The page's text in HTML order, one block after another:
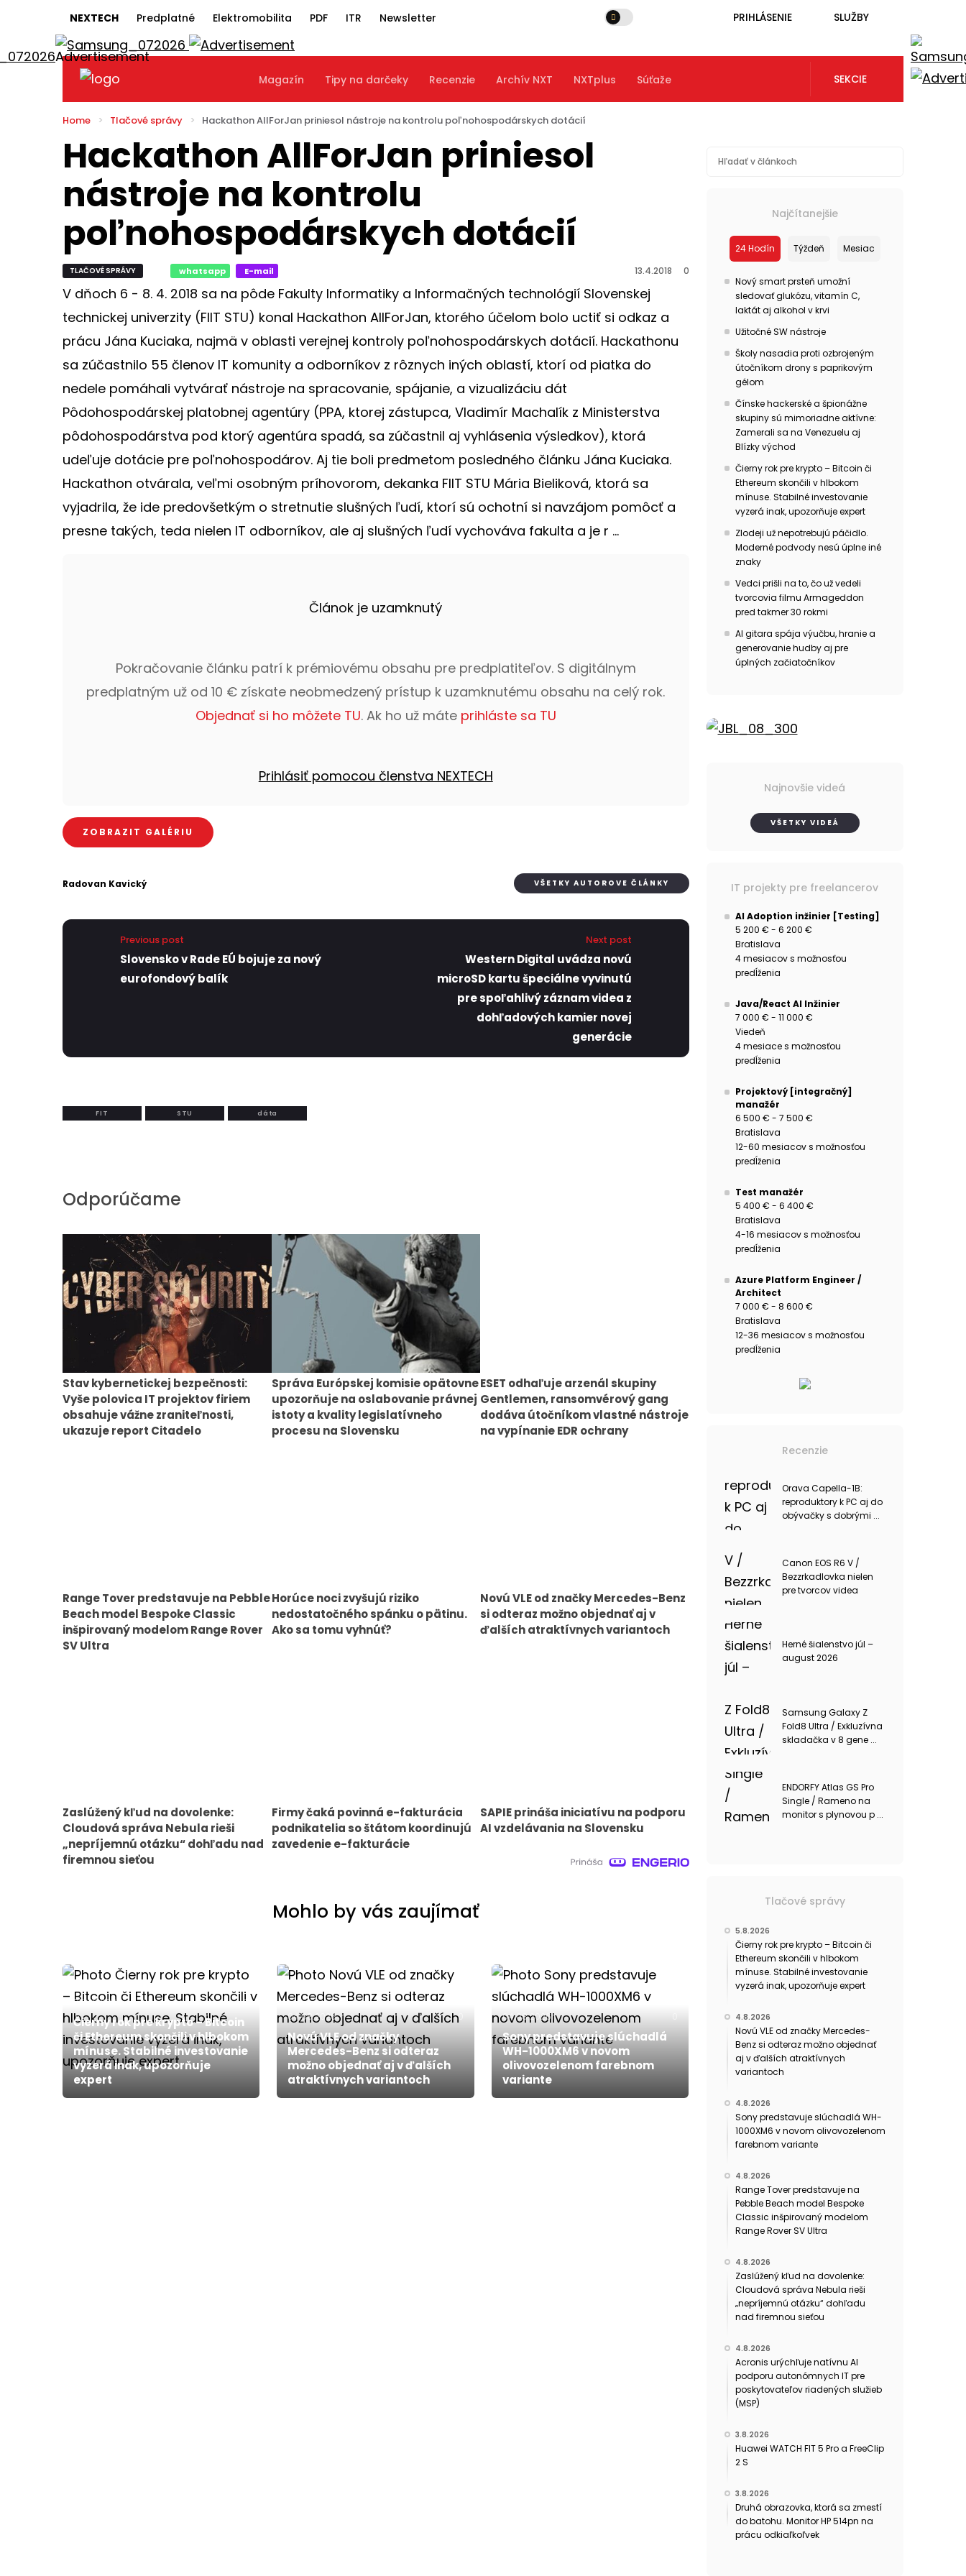
NEXTECH Predplatné Elektromobilita PDF ITR Newsletter PRIHLÁSENIE SLUŽBY
Magazín Tipy na darčeky Recenzie Archív NXT NXTplus Súťaže SEKCIE
Home Tlačové správy Hackathon AllForJan priniesol nástroje na kontrolu poľnohospodárskych dotácií
Hackathon AllForJan priniesol
nástroje na kontrolu
poľnohospodárskych dotácií
TLAČOVÉ SPRÁVY whatsapp E-mail 13.4.2018 0
V dňoch 6 - 8. 4. 2018 sa na pôde Fakulty Informatiky a Informačných technológií Slovenskej
technickej univerzity (FIIT STU) konal Hackathon AllForJan, ktorého účelom bolo uctiť si odkaz a
prácu Jána Kuciaka, najmä v oblasti verejnej kontroly poľnohospodárskych dotácií. Hackathonu
sa zúčastnilo 55 členov IT komunity a odborníkov z rôznych iných oblastí, ktorí od piatka do
nedele pomáhali vytvárať nástroje na spracovanie, spájanie, a vizualizáciu dát
Pôdohospodárskej platobnej agentúry (PPA, ktorej zástupca, Vladimír Machalík z Ministerstva
pôdohospodárstva pod ktorý agentúra spadá, sa zúčastnil aj vyhlásenia výsledkov), ktorá
udeľuje dotácie pre poľnohospodárov. Aj tie boli predmetom posledného článku Jána Kuciaka.
Hackathon otvárala, veľmi osobným príhovorom, dekanka FIIT STU Mária Bieliková, ktorá sa
vyjadrila, že ide predovšetkým o stretnutie slušných ľudí, ktorí sú ochotní si navzájom pomôcť a
presne takých, teda nielen IT odborníkov, ale aj slušných ľudí vychováva fakulta a je r ...
Článok je uzamknutý
Pokračovanie článku patrí k prémiovému obsahu pre predplatiteľov. S digitálnym
predplatným už od 10 € získate neobmedzený prístup k uzamknutému obsahu na celý rok.
Objednať si ho môžete TU. Ak ho už máte prihláste sa TU
Prihlásiť pomocou členstva NEXTECH
ZOBRAZIT GALÉRIU
Radovan Kavický VŠETKY AUTOROVE ČLÁNKY
Previous post
Slovensko v Rade EÚ bojuje za nový
eurofondový balík
Next post
Western Digital uvádza novú
microSD kartu špeciálne vyvinutú
pre spoľahlivý záznam videa z
dohľadových kamier novej
generácie
FIT STU dáta
Odporúčame
Stav kybernetickej bezpečnosti:
Vyše polovica IT projektov firiem
obsahuje vážne zraniteľnosti,
ukazuje report Citadelo
Správa Európskej komisie opätovne
upozorňuje na oslabovanie právnej
istoty a kvality legislatívneho
procesu na Slovensku
ESET odhaľuje arzenál skupiny
Gentlemen, ransomvérový gang
dodáva útočníkom vlastné nástroje
na vypínanie EDR ochrany
Range Tover predstavuje na Pebble
Beach model Bespoke Classic
inšpirovaný modelom Range Rover
SV Ultra
Horúce noci zvyšujú riziko
nedostatočného spánku o pätinu.
Ako sa tomu vyhnúť?
Novú VLE od značky Mercedes-Benz
si odteraz možno objednať aj v
ďalších atraktívnych variantoch
Zaslúžený kľud na dovolenke:
Cloudová správa Nebula rieši
„nepríjemnú otázku“ dohľadu nad
firemnou sieťou
Firmy čaká povinná e-fakturácia
podnikatelia so štátom koordinujú
zavedenie e-fakturácie
SAPIE prináša iniciatívu na podporu
AI vzdelávania na Slovensku
Mohlo by vás zaujímať
05.08.2026 0
Čierny rok pre krypto – Bitcoin
či Ethereum skončili v hlbokom
mínuse. Stabilné investovanie
vyzerá inak, upozorňuje
expert
04.08.2026 0
Novú VLE od značky
Mercedes-Benz si odteraz
možno objednať aj v ďalších
atraktívnych variantoch
04.08.2026
Sony predstavuje slúchadlá
WH-1000XM6 v novom
olivovozelenom farebnom
variante
Najčítanejšie
24 Hodín Týždeň Mesiac
Nový smart prsteň umožní
sledovať glukózu, vitamín C,
laktát aj alkohol v krvi
Užitočné SW nástroje
Školy nasadia proti ozbrojeným
útočníkom drony s paprikovým
gélom
Čínske hackerské a špionážne
skupiny sú mimoriadne aktívne:
Zamerali sa na Venezuelu aj
Blízky východ
Čierny rok pre krypto – Bitcoin či
Ethereum skončili v hlbokom
mínuse. Stabilné investovanie
vyzerá inak, upozorňuje expert
Zlodeji už nepotrebujú páčidlo.
Moderné podvody nesú úplne iné
znaky
Vedci prišli na to, čo už vedeli
tvorcovia filmu Armageddon
pred takmer 30 rokmi
AI gitara spája výučbu, hranie a
generovanie hudby aj pre
úplných začiatočníkov
Najnovšie videá
VŠETKY VIDEÁ
IT projekty pre freelancerov
AI Adoption inžinier [Testing]
5 200 € - 6 200 €
Bratislava
4 mesiacov s možnosťou
predĺženia
Java/React AI Inžinier
7 000 € - 11 000 €
Viedeň
4 mesiace s možnosťou
predĺženia
Projektový [integračný]
manažér
6 500 € - 7 500 €
Bratislava
12-60 mesiacov s možnosťou
predĺženia
Test manažér
5 400 € - 6 400 €
Bratislava
4-16 mesiacov s možnosťou
predĺženia
Azure Platform Engineer /
Architect
7 000 € - 8 600 €
Bratislava
12-36 mesiacov s možnosťou
predĺženia
Recenzie
Orava Capella-1B:
reproduktory k PC aj do
obývačky s dobrými ...
Canon EOS R6 V /
Bezzrkadlovka nielen
pre tvorcov videa
Herné šialenstvo júl –
august 2026
Samsung Galaxy Z
Fold8 Ultra / Exkluzívna
skladačka v 8 gene ...
ENDORFY Atlas GS Pro
Single / Rameno na
monitor s plynovou p ...
Tlačové správy
5.8.2026
Čierny rok pre krypto – Bitcoin či
Ethereum skončili v hlbokom
mínuse. Stabilné investovanie
vyzerá inak, upozorňuje expert
4.8.2026
Novú VLE od značky Mercedes-
Benz si odteraz možno objednať
aj v ďalších atraktívnych
variantoch
4.8.2026
Sony predstavuje slúchadlá WH-
1000XM6 v novom olivovozelenom
farebnom variante
4.8.2026
Range Tover predstavuje na
Pebble Beach model Bespoke
Classic inšpirovaný modelom
Range Rover SV Ultra
4.8.2026
Zaslúžený kľud na dovolenke:
Cloudová správa Nebula rieši
„nepríjemnú otázku“ dohľadu
nad firemnou sieťou
4.8.2026
Acronis urýchľuje natívnu AI
podporu autonómnych IT pre
poskytovateľov riadených služieb
(MSP)
3.8.2026
Huawei WATCH FIT 5 Pro a FreeClip
2 S
3.8.2026
Druhá obrazovka, ktorá sa zmestí
do batohu. Monitor HP 514pn na
prácu odkiaľkoľvek